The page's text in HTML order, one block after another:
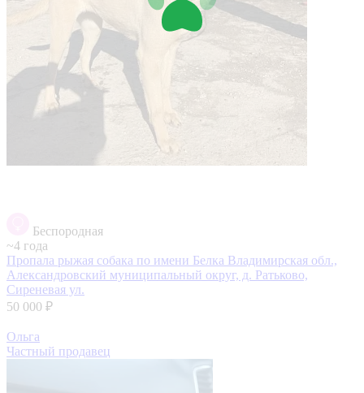
Беспородная
~4 года
Пропала рыжая собака по имени Белка Владимирская обл.,
Александровский муниципальный округ, д. Ратьково,
Сиреневая ул.
50 000 ₽
Ольга
Частный продавец